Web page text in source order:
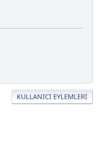
KULLANICI EYLEMLERI